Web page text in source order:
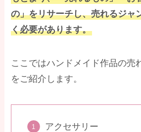
の」をリサーチし、売れるジャ
く必要があります。
ここではハンドメイド作品の売
をご紹介します。
アクセサリー